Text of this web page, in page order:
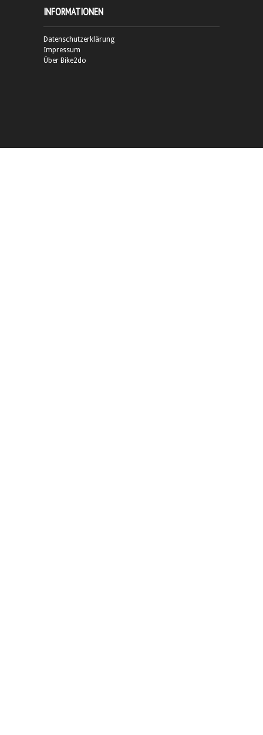
INFORMATIONEN
Datenschutzerklärung
Impressum
Über Bike2do